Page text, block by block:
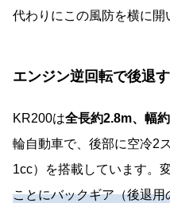
代わりにこの風防を横に開
エンジン逆回転で後退
KR200は全長約2.8m、幅
輪自動車で、後部に空冷2
1cc）を搭載しています。
ことにバックギア（後退